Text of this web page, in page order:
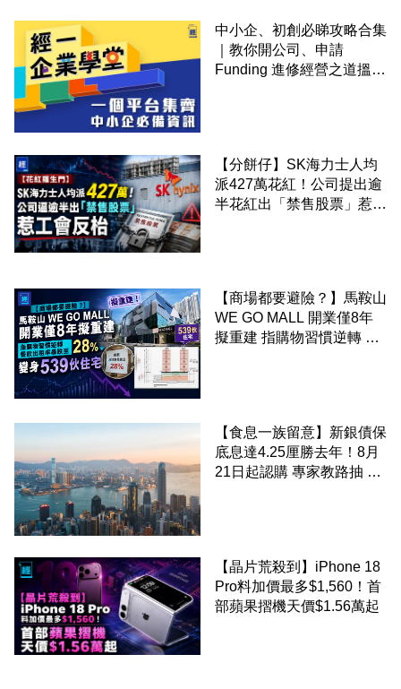
中小企、初創必睇攻略合集
｜教你開公司、申請
Funding 進修經營之道搵大
【分餅仔】SK海力士人均
派427萬花紅！公司提出逾
半花紅出「禁售股票」惹工
【商場都要避險？】馬鞍山
WE GO MALL 開業僅8年
擬重建 指購物習慣逆轉 餐
【食息一族留意】新銀債保
底息達4.25厘勝去年！8月
21日起認購 專家教路抽 20
【晶片荒殺到】iPhone 18
Pro料加價最多$1,560！首
部蘋果摺機天價$1.56萬起